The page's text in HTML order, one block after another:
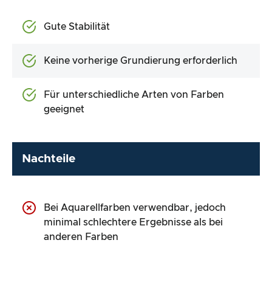
Gute Stabilität
Keine vorherige Grundierung erforderlich
Für unterschiedliche Arten von Farben
geeignet
Nachteile
Bei Aquarellfarben verwendbar, jedoch
minimal schlechtere Ergebnisse als bei
anderen Farben